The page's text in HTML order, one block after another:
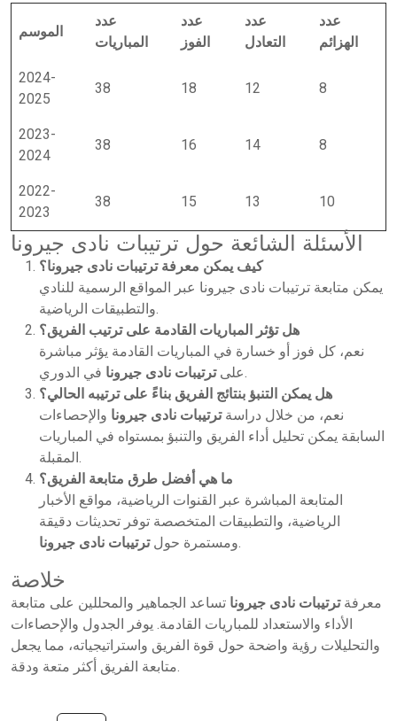
الموسم
عدد
المباريات
عدد
الفوز
عدد
التعادل
عدد
الهزائم
2024-
2025
38 18 12 8
2023-
2024
38 16 14 8
2022-
2023
38 15 13 10
الأسئلة الشائعة حول ترتيبات نادى جيرونا
كيف يمكن معرفة ترتيبات نادى جيرونا؟
يمكن متابعة ترتيبات نادى جيرونا عبر المواقع الرسمية للنادي
والتطبيقات الرياضية.
هل تؤثر المباريات القادمة على ترتيب الفريق؟
نعم، كل فوز أو خسارة في المباريات القادمة يؤثر مباشرة
علىترتيبات نادى جيرونا
في الدوري.
هل يمكن التنبؤ بنتائج الفريق بناءً على ترتيبه الحالي؟
نعم، من خلال دراسةترتيبات نادى جيرونا والإحصاءات
السابقة يمكن تحليل أداء الفريق والتنبؤ بمستواه في المباريات
المقبلة.
ما هي أفضل طرق متابعة الفريق؟
المتابعة المباشرة عبر القنوات الرياضية، مواقع الأخبار
الرياضية، والتطبيقات المتخصصة توفر تحديثات دقيقة
ومستمرة حولترتيبات نادى جيرونا .
خلاصة
معرفةترتيبات نادى جيرونا تساعد الجماهير والمحللين على متابعة
الأداء والاستعداد للمباريات القادمة. يوفر الجدول والإحصاءات
والتحليلات رؤية واضحة حول قوة الفريق واستراتيجياته، مما يجعل
متابعة الفريق أكثر متعة ودقة.